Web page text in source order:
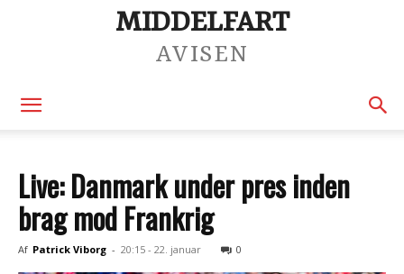
MIDDELFART
AVISEN
Live: Danmark under pres inden
brag mod Frankrig
Af Patrick Viborg - 20:15 - 22. januar 0